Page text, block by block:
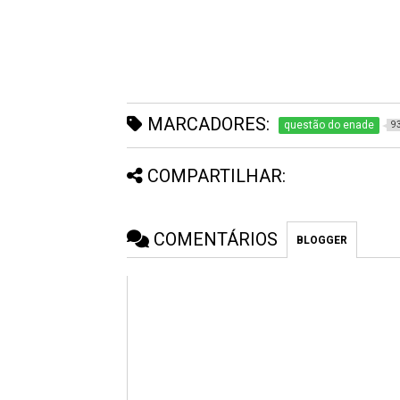
MARCADORES: questão do enade
COMPARTILHAR:
COMENTÁRIOS BLOGGER